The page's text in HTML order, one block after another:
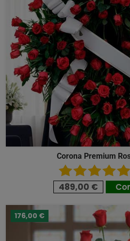
Corona Premium
489,00 €
176,00 €